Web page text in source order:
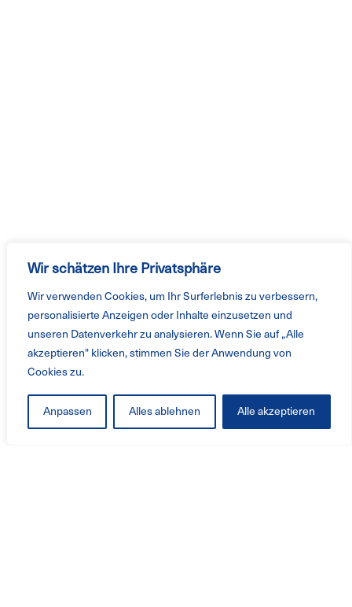
Wir schätzen Ihre Privatsphäre
Wir verwenden Cookies, um Ihr Surferlebnis zu verbessern,
personalisierte Anzeigen oder Inhalte einzusetzen und
unseren Datenverkehr zu analysieren. Wenn Sie auf „Alle
akzeptieren" klicken, stimmen Sie der Anwendung von
Cookies zu.
Anpassen Alles ablehnen Alle akzeptieren